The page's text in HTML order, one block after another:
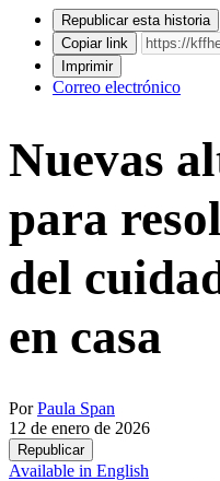
Republicar esta historia
Copiar link
Imprimir
Correo electrónico
Nuevas
para
del
en casa
PorPaula Span
12 de enero de 2026
Republicar
Available in English